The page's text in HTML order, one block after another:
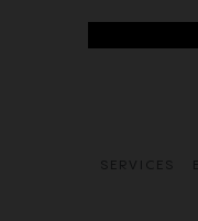
SERVICES